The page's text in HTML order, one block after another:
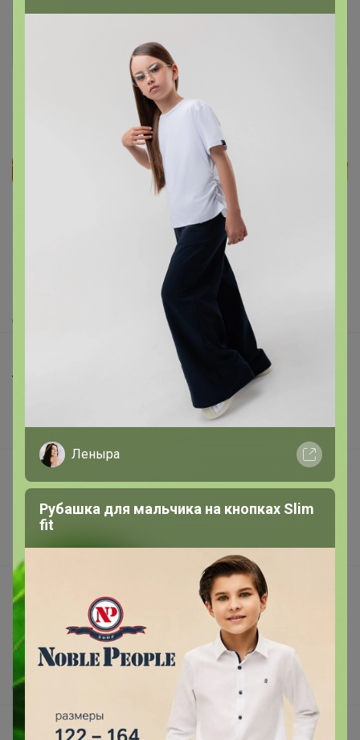
Доставка
Торговые марки
В наличии
Подарочные сертификаты
Реклама на сайте
Поставщикам
Вакансии
support@24-ok.ru
Написать в поддержку
Защита покупателя
Помощь
О нас
Все предложения
Леныра
Рубашка для мальчика на кнопках Slim
fit